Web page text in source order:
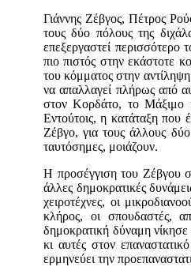
Γιάννης Ζέβγος, Πέτρος
τους δύο πό­λους της
επεξεργαστεί περισσότερο
πιο πιστός στην εκάστοτε
του κόμματος στην
να απαλλαγεί πλήρως από
στον Κορδάτο, το Μάξιμο
Εντού­τοις, η κατάταξη που
Ζέβγο, για τους άλ­λους
ταυτόσημες, μοιάζουν.
Η προσέγγιση του Ζέβγου
άλλες δημοκρα­τικές
χειροτέχνες, οι
κλήρος, οι σπουδαστές,
δημοκρατική δύνα­μη
κι αυτές στον
ερμηνεύει την